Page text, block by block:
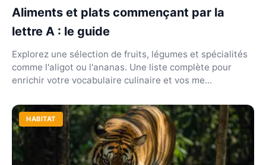
Aliments et plats commençant par la
lettre A : le guide
Explorez une sélection de fruits, légumes et spécialités
comme l'aligot ou l'ananas. Une liste complète pour
enrichir votre vocabulaire culinaire et vos me...
HABITAT